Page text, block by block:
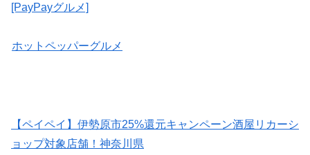
[PayPayグルメ]
ホットペッパーグルメ
【ペイペイ】伊勢原市25%還元キャンペーン酒屋リカーシ
ョップ対象店舗！神奈川県